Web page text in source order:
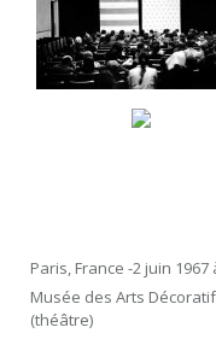
Paris, France -2 juin 1967
Musée des Arts
(théâtre)